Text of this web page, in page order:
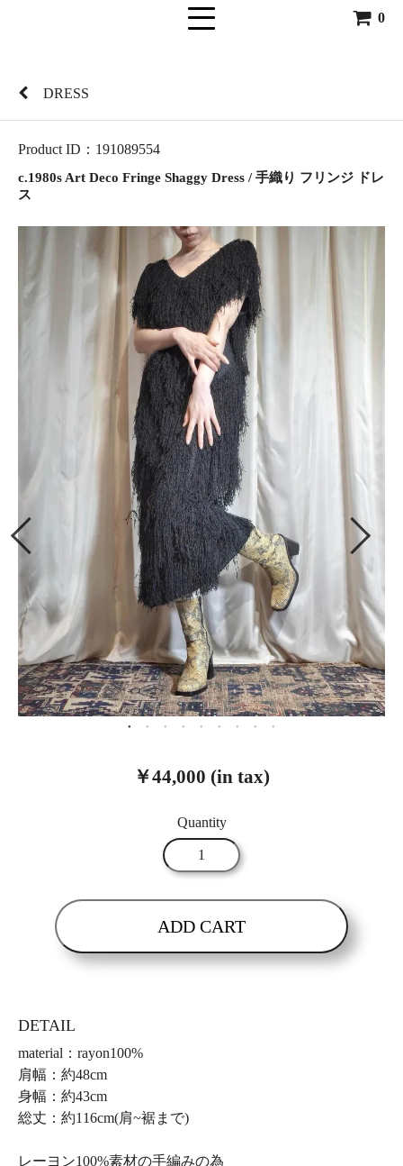
0
DRESS
Product ID：191089554
c.1980s Art Deco Fringe Shaggy Dress / 手織り フリンジ ドレ
ス
￥44,000 (in tax)
Quantity
ADD CART
DETAIL
material：rayon100%
肩幅：約48cm
身幅：約43cm
総丈：約116cm(肩~裾まで)
レーヨン100%素材の手編みの為